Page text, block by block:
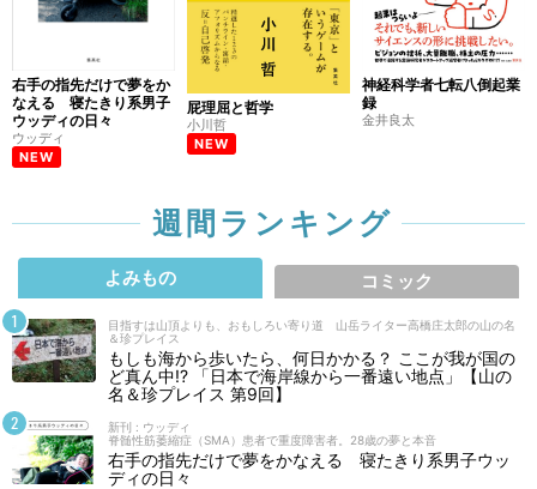
右手の指先だけで夢をか
なえる 寝たきり系男子
ウッディの日々
ウッディ
NEW
屁理屈と哲学
小川哲
NEW
神経科学者七転八倒起業
録
金井良太
週間ランキング
よみもの コミック
目指すは山頂よりも、おもしろい寄り道 山岳ライター高橋庄太郎の山の名
＆珍プレイス
もしも海から歩いたら、何日かかる？ ここが我が国の
ど真ん中!? 「日本で海岸線から一番遠い地点」【山の
名＆珍プレイス 第9回】
新刊 : ウッディ
脊髄性筋萎縮症（SMA）患者で重度障害者。28歳の夢と本音
右手の指先だけで夢をかなえる 寝たきり系男子ウッ
ディの日々